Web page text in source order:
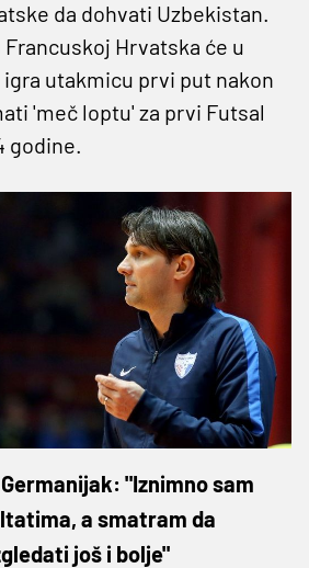
da dohvati Uzbekistan.
Hrvatska će u
utakmicu prvi put nakon
'meč loptu' za prvi Futsal
godine.
"Iznimno sam
a smatram da
još i bolje"